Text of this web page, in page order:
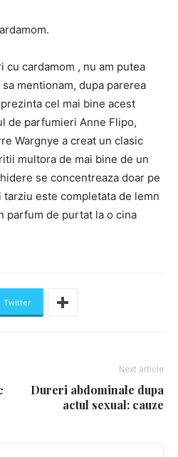
cu cardamom , nu am putea
mentionam, dupa parerea
cel mai bine acest
de parfumieri Anne Flipo,
Wargnye a creat un clasic
multora de mai bine de un
se concentreaza doar pe
tarziu este completata de lemn
parfum de purtat la o cina
Twitter
Next article
Dureri abdominale dupa
actul sexual: cauze